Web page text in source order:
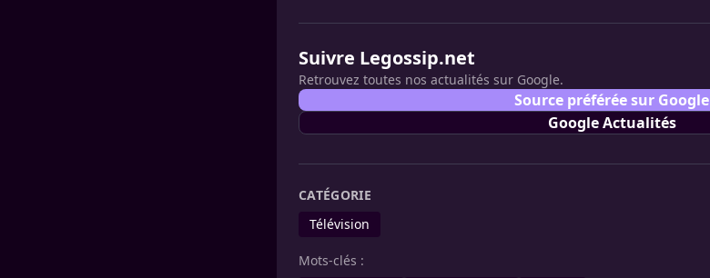
Suivre Legossip.net
Retrouvez toutes nos actualités sur Google.
Source préférée sur Google
Google Actualités
CATÉGORIE
Télévision
Mots-clés :